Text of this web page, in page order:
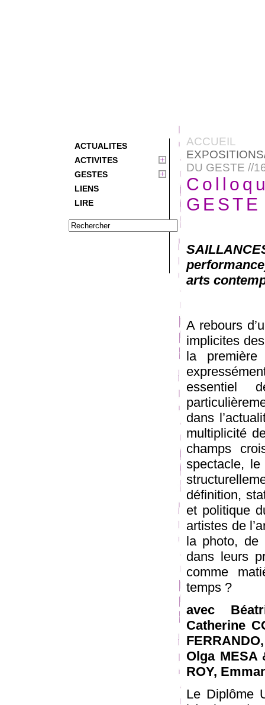
ACTUALITES
ACTIVITES
GESTES
LIENS
LIRE
DU GESTE //
arts
A rebours
implicites
la
essentiel
dans
multiplicité
champs
spectacle,
définition,
et politique
artistes de
la photo, de
dans leurs
comme
temps ?
avec
Catherine
Olga MESA
ROY,
Le Diplôme